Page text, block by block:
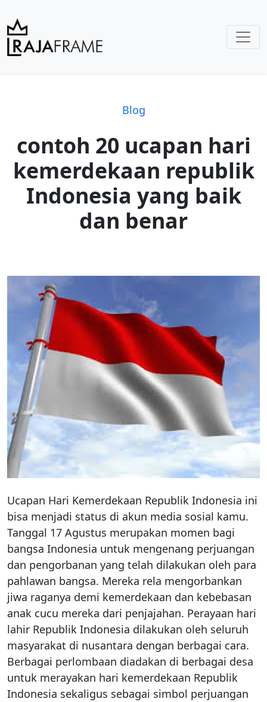
Blog
contoh 20 ucapan hari
kemerdekaan republik
Indonesia yang baik
dan benar
Ucapan Hari Kemerdekaan Republik Indonesia ini
bisa menjadi status di akun media sosial kamu.
Tanggal 17 Agustus merupakan momen bagi
bangsa Indonesia untuk mengenang perjuangan
dan pengorbanan yang telah dilakukan oleh para
pahlawan bangsa. Mereka rela mengorbankan
jiwa raganya demi kemerdekaan dan kebebasan
anak cucu mereka dari penjajahan. Perayaan hari
lahir Republik Indonesia dilakukan oleh seluruh
masyarakat di nusantara dengan berbagai cara.
Berbagai perlombaan diadakan di berbagai desa
untuk merayakan hari kemerdekaan Republik
Indonesia sekaligus sebagai simbol perjuangan